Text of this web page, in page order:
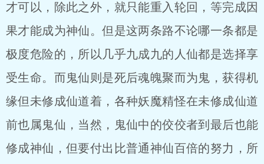
才可以，除此之外，就只能重入轮回，等完成因
果才能成为神仙。但是这两条路不论哪一条都是
极度危险的，所以几乎九成九的人仙都是选择享
受生命。而鬼仙则是死后魂魄聚而为鬼，获得机
缘但未修成仙道着，各种妖魔精怪在未修成仙道
前也属鬼仙，当然，鬼仙中的佼佼者到最后也能
修成神仙，但要付出比普通神仙百倍的努力，所